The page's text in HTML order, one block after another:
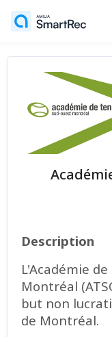
Description
L'Académie
Montréal
but non
de Montréal.